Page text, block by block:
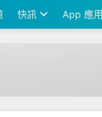
快訊 App 應用